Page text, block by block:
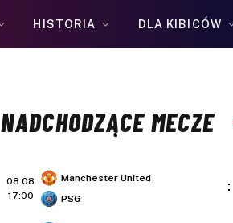
HISTORIA DLA KIBICÓW
NADCHODZĄCE MECZE
08.08
17:00
Manchester United
PSG
: